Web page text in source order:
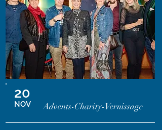
20
NOV Advents-Charity-Vernissage